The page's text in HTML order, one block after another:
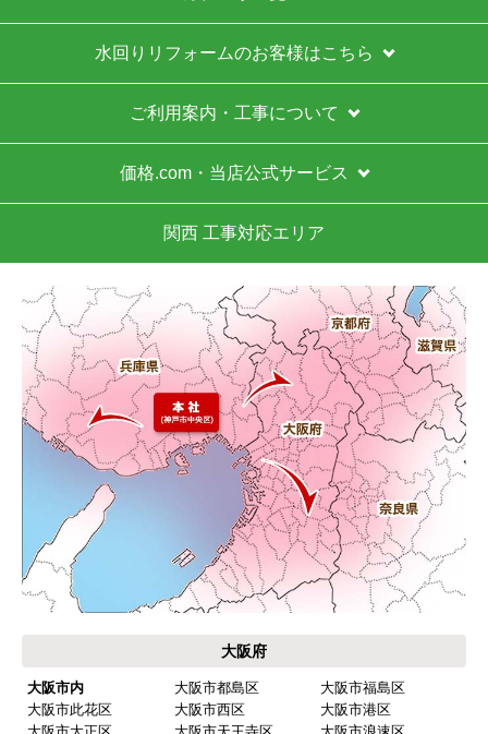
水回りリフォームのお客様はこちら
ご利用案内・工事について
価格.com・当店公式サービス
関西 工事対応エリア
大阪府
大阪市内 大阪市都島区
大阪市福島区
大阪市此花区
大阪市西区
大阪市港区